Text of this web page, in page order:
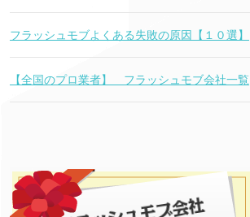
フラッシュモブよくある失敗の原因【１０選】
【全国のプロ業者】 フラッシュモブ会社一覧